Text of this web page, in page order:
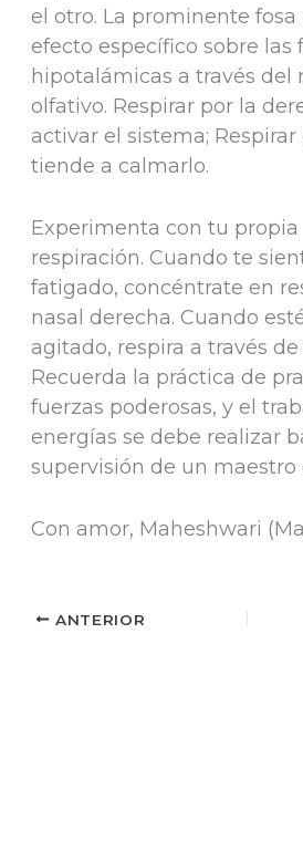
el otro. La prominente
efecto específico sobre las
hipotalámicas a través del
olfativo. Respirar por la
activar el sistema;
tiende a calmarlo.
Experimenta con tu propia
respiración. Cuando te
fatigado, concéntrate en
nasal derecha. Cuando
agitado, respira a través
Recuerda la práctica de
fuerzas poderosas, y el
energías se debe realizar
supervisión de un
Con amor, Maheshwari
ANTERIOR